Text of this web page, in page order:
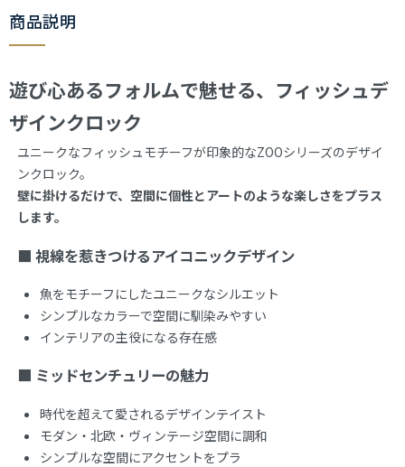
商品説明
遊び心あるフォルムで魅せる、フィッシュデ
ザインクロック
ユニークなフィッシュモチーフが印象的なZOOシリーズのデザイ
ンクロック。
壁に掛けるだけで、空間に個性とアートのような楽しさをプラス
します。
■ 視線を惹きつけるアイコニックデザイン
魚をモチーフにしたユニークなシルエット
シンプルなカラーで空間に馴染みやすい
インテリアの主役になる存在感
■ ミッドセンチュリーの魅力
時代を超えて愛されるデザインテイスト
モダン・北欧・ヴィンテージ空間に調和
シンプルな空間にアクセントをプラ